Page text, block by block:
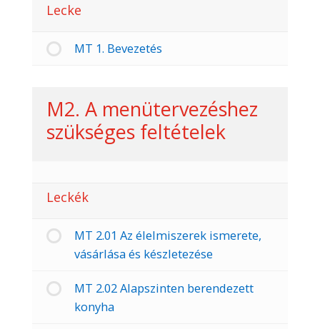
Lecke
MT 1. Bevezetés
M2. A menütervezéshez
szükséges feltételek
Leckék
MT 2.01 Az élelmiszerek ismerete,
vásárlása és készletezése
MT 2.02 Alapszinten berendezett
konyha